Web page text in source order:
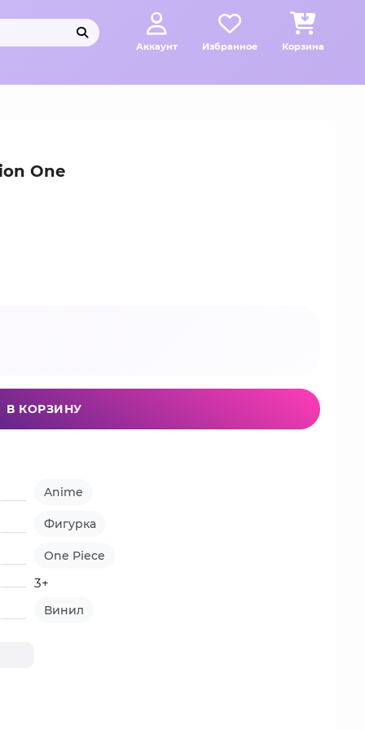
Аккаунт Избранное Корзина
One
В КОРЗИНУ
Anime
Фигурка
One Piece
3+
Винил